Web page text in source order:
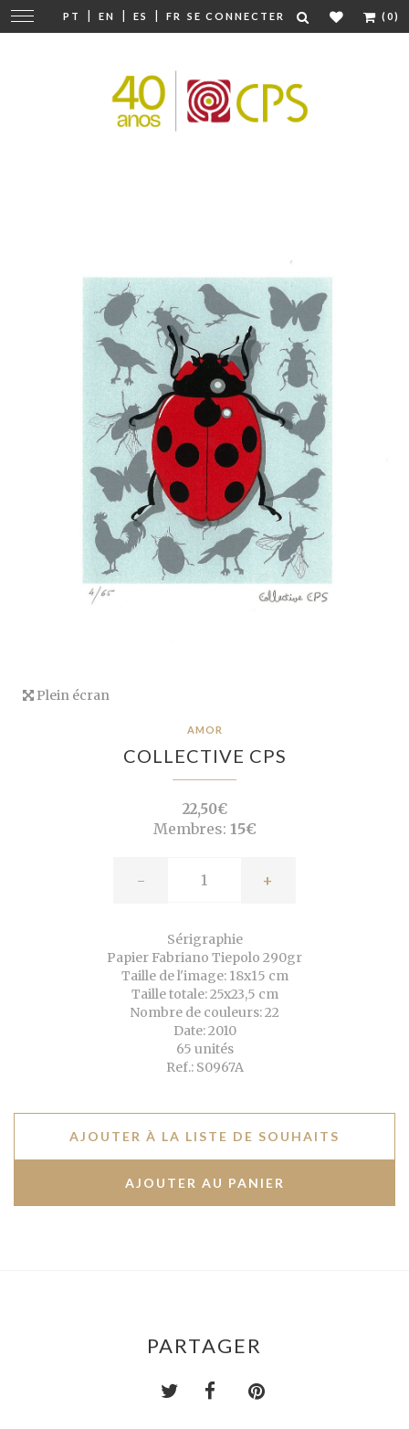
PT | EN | ES | FR SE CONNECTER (0)
Modifier
la
Plein écran
AMOR
COLLECTIVE CPS
22,50€
Membres: 15€
- +
Sérigraphie
Papier Fabriano Tiepolo 290gr
Taille de l'image: 18x15 cm
Taille totale: 25x23,5 cm
Nombre de couleurs: 22
Date: 2010
65 unités
Ref.: S0967A
AJOUTER À LA LISTE DE SOUHAITS
PARTAGER